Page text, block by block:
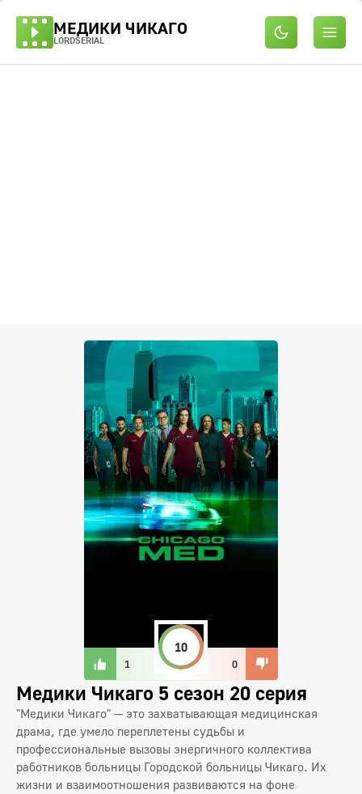
МЕДИКИ ЧИКАГО
LORDSERIAL
1
10
0
Медики Чикаго 5 сезон 20 серия
"Медики Чикаго" — это захватывающая медицинская
драма, где умело переплетены судьбы и
профессиональные вызовы энергичного коллектива
работников больницы Городской больницы Чикаго. Их
жизни и взаимоотношения развиваются на фоне